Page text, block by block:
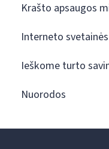
Krašto apsaugos
Interneto
Ieškome turto
Nuorodos